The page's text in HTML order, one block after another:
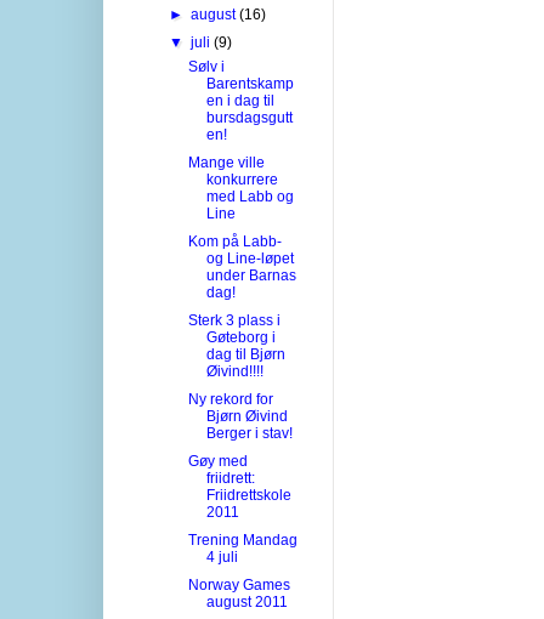
►august(16)
▼juli(9)
Sølv i
Barentskamp
en i dag til
bursdagsgutt
en!
Mange ville
konkurrere
med Labb og
Line
Kom på Labb-
og Line-løpet
under Barnas
dag!
Sterk 3 plass i
Gøteborg i
dag til Bjørn
Øivind!!!!
Ny rekord for
Bjørn Øivind
Berger i stav!
Gøy med
friidrett:
Friidrettskole
2011
Trening Mandag
4 juli
Norway Games
august 2011